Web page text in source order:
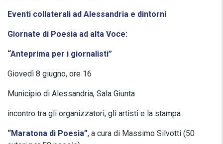
Eventi collaterali ad Alessandria e dintorni
Giornate di Poesia ad alta Voce:
“Anteprima per i giornalisti”
Giovedì 8 giugno, ore 16
Municipio di Alessandria, Sala Giunta
incontro tra gli organizzatori, gli artisti e la stampa
“Maratona di Poesia”, a cura di Massimo Silvotti (50